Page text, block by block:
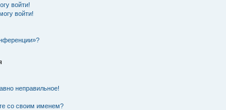
войти!
войти!
неправильное!
со своим именем?